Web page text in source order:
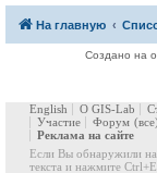
На главную
Создано на
English О GIS-Lab
Участие
Форум (все)
Реклама на сайте
Если Вы обнаружили
текста и нажмите